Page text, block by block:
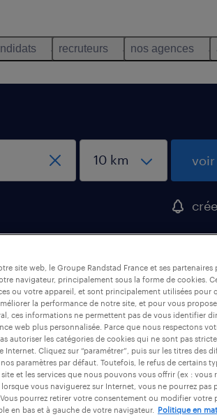
recruteurs nos agences
voir
Eure
durée du contrat niveau
électricien industriel (f/h)
site web, le Groupe Randstad France et ses
navigateur, principalement sous la forme de cookies.
ou votre appareil, et sont principalement utilisées pour
la performance de notre site, et pour vous
ces informations ne permettent pas de vous identifier
web plus personnalisée. Parce que nous respectons
autoriser les catégories de cookies qui ne sont pas
Cliquez sur “paramétrer”, puis sur les titres des
paramètres par défaut. Toutefois, le refus de certains
et les services que nous pouvons vous offrir (ex : vous
vous naviguerez sur Internet, vous ne pourrez pas
pourrez retirer votre consentement ou modifier votre
en bas et à gauche de votre navigateur.
Politique en